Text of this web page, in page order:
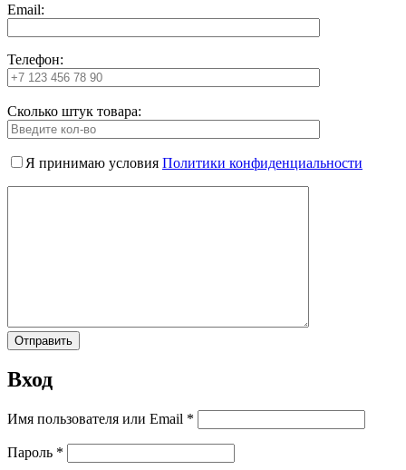
Email:
Телефон:
Сколько штук товара:
Я принимаю условия Политики конфиденциальности
Вход
Имя пользователя или Email *
Пароль *